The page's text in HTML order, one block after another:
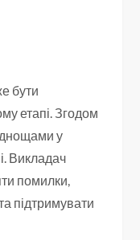
бути
етапі. Згодом
у
Викладач
помилки,
підтримувати